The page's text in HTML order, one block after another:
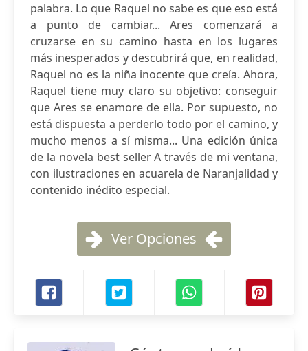
palabra. Lo que Raquel no sabe es que eso está
a punto de cambiar... Ares comenzará a
cruzarse en su camino hasta en los lugares
más inesperados y descubrirá que, en realidad,
Raquel no es la niña inocente que creía. Ahora,
Raquel tiene muy claro su objetivo: conseguir
que Ares se enamore de ella. Por supuesto, no
está dispuesta a perderlo todo por el camino, y
mucho menos a sí misma... Una edición única
de la novela best seller A través de mi ventana,
con ilustraciones en acuarela de Naranjalidad y
contenido inédito especial.
Ver Opciones